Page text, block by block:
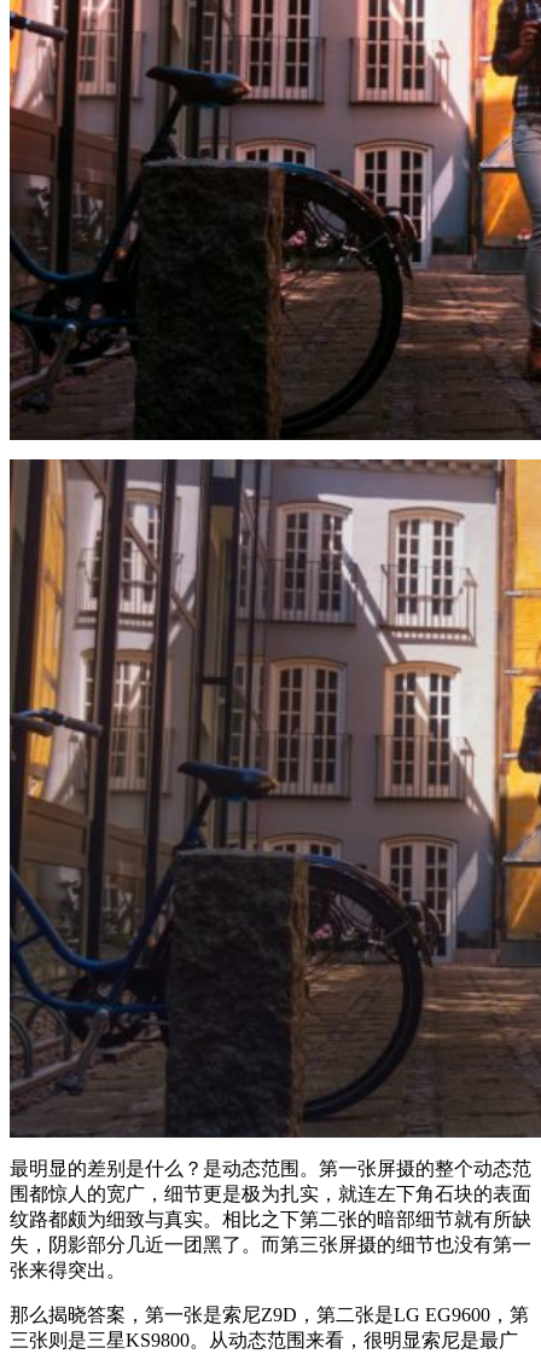
最明显的差别是什么？是动态范围。第一张屏摄的整个动态范
围都惊人的宽广，细节更是极为扎实，就连左下角石块的表面
纹路都颇为细致与真实。相比之下第二张的暗部细节就有所缺
失，阴影部分几近一团黑了。而第三张屏摄的细节也没有第一
张来得突出。
那么揭晓答案，第一张是索尼Z9D，第二张是LG EG9600，第
三张则是三星KS9800。从动态范围来看，很明显索尼是最广